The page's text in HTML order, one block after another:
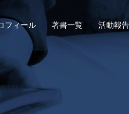
フィール 著書一覧 活動報告